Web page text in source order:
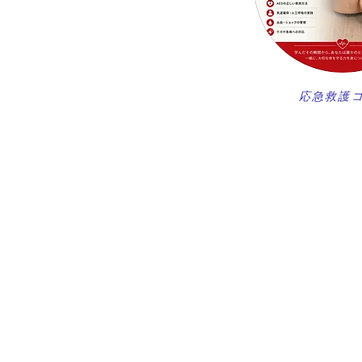
応急救護